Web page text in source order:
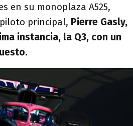
en su monoplaza A525,
principal, Pierre Gasly,
instancia, la Q3, con un